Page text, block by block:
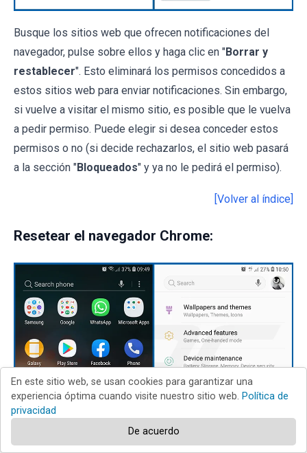
Busque los sitios web que ofrecen notificaciones del
navegador, pulse sobre ellos y haga clic en "Borrar y
restablecer". Esto eliminará los permisos concedidos a
estos sitios web para enviar notificaciones. Sin embargo,
si vuelve a visitar el mismo sitio, es posible que le vuelva
a pedir permiso. Puede elegir si desea conceder estos
permisos o no (si decide rechazarlos, el sitio web pasará
a la sección "Bloqueados" y ya no le pedirá el permiso).
[Volver al índice]
Resetear el navegador Chrome:
En este sitio web, se usan cookies para garantizar una
experiencia óptima cuando visite nuestro sitio web. Política de
privacidad
De acuerdo